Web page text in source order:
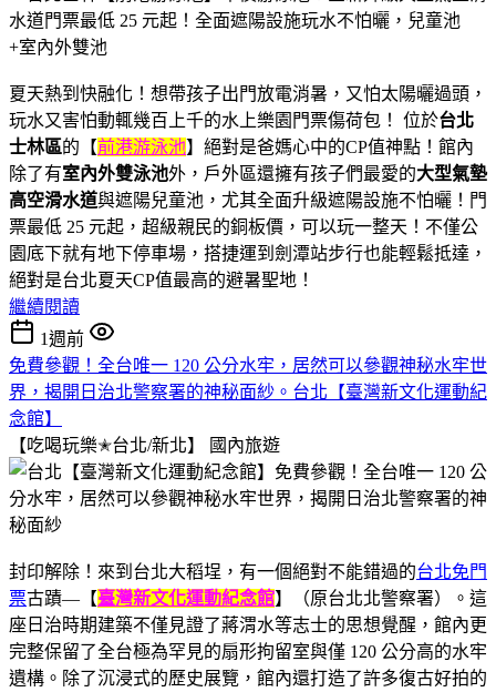
夏天熱到快融化！想帶孩子出門放電消暑，又怕太陽曬過頭，
玩水又害怕動輒幾百上千的水上樂園門票傷荷包！ 位於台北
士林區的【前港游泳池】絕對是爸媽心中的CP值神點！館內
除了有室內外雙泳池外，戶外區還擁有孩子們最愛的大型氣墊
高空滑水道與遮陽兒童池，尤其全面升級遮陽設施不怕曬！門
票最低 25 元起，超級親民的銅板價，可以玩一整天！不僅公
園底下就有地下停車場，搭捷運到劍潭站步行也能輕鬆抵達，
絕對是台北夏天CP值最高的避暑聖地！
繼續閱讀
1週前
免費參觀！全台唯一 120 公分水牢，居然可以參觀神秘水牢世
界，揭開日治北警察署的神秘面紗。台北【臺灣新文化運動紀
念館】
【吃喝玩樂✭台北/新北】
國內旅遊
封印解除！來到台北大稻埕，有一個絕對不能錯過的台北免門
票古蹟—【臺灣新文化運動紀念館】（原台北北警察署）。這
座日治時期建築不僅見證了蔣渭水等志士的思想覺醒，館內更
完整保留了全台極為罕見的扇形拘留室與僅 120 公分高的水牢
遺構。除了沉浸式的歷史展覽，館內還打造了許多復古好拍的